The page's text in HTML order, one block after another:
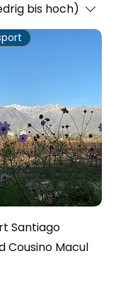
bis hoch)
Santiago
Cousino Macul